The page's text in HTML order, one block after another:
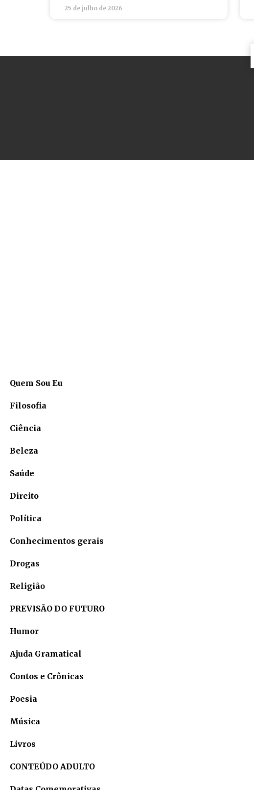
25 de julho de 2026
Quem Sou Eu
Filosofia
Ciência
Beleza
Saúde
Direito
Política
Conhecimentos gerais
Drogas
Religião
PREVISÃO DO FUTURO
Humor
Ajuda Gramatical
Contos e Crônicas
Poesia
Música
Livros
CONTEÚDO ADULTO